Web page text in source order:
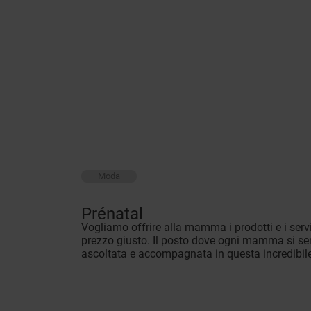
Moda
Prénatal
Vogliamo offrire alla mamma i prodotti e i
prezzo giusto. Il posto dove ogni mamma si
ascoltata e accompagnata in questa